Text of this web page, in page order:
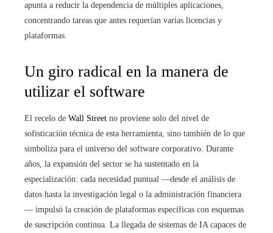
apunta a reducir la dependencia de múltiples aplicaciones,
concentrando tareas que antes requerían varias licencias y
plataformas.
Un giro radical en la manera de
utilizar el software
El recelo de Wall Street no proviene solo del nivel de
sofisticación técnica de esta herramienta, sino también de lo que
simboliza para el universo del software corporativo. Durante
años, la expansión del sector se ha sustentado en la
especialización: cada necesidad puntual —desde el análisis de
datos hasta la investigación legal o la administración financiera
— impulsó la creación de plataformas específicas con esquemas
de suscripción continua. La llegada de sistemas de IA capaces de